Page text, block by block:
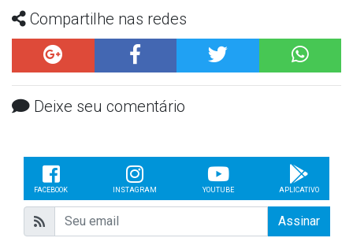
Compartilhe nas redes
Deixe seu comentário
FACEBOOK INSTAGRAM YOUTUBE APLICATIVO
Assinar